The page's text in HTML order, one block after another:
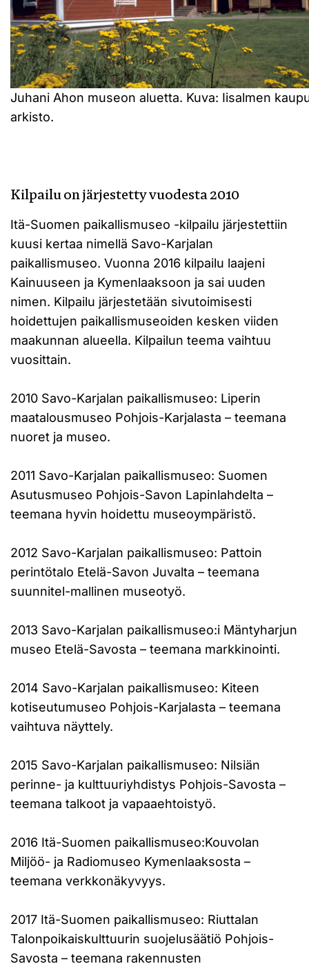
Juhani Ahon museon aluetta. Kuva: Iisalmen
arkisto.
Kilpailu on järjestetty vuodesta 2010
Itä-Suomen paikallismuseo -kilpailu järjestettiin
kuusi kertaa nimellä Savo-Karjalan
paikallismuseo. Vuonna 2016 kilpailu laajeni
Kainuuseen ja Kymenlaaksoon ja sai uuden
nimen. Kilpailu järjestetään sivutoimisesti
hoidettujen paikallismuseoiden kesken viiden
maakunnan alueella. Kilpailun teema vaihtuu
vuosittain.
2010 Savo-Karjalan paikallismuseo: Liperin
maatalousmuseo Pohjois-Karjalasta – teemana
nuoret ja museo.
2011 Savo-Karjalan paikallismuseo: Suomen
Asutusmuseo Pohjois-Savon Lapinlahdelta –
teemana hyvin hoidettu museoympäristö.
2012 Savo-Karjalan paikallismuseo: Pattoin
perintötalo Etelä-Savon Juvalta – teemana
suunnitel-mallinen museotyö.
2013 Savo-Karjalan paikallismuseo:i Mäntyharjun
museo Etelä-Savosta – teemana markkinointi.
2014 Savo-Karjalan paikallismuseo: Kiteen
kotiseutumuseo Pohjois-Karjalasta – teemana
vaihtuva näyttely.
2015 Savo-Karjalan paikallismuseo: Nilsiän
perinne- ja kulttuuriyhdistys Pohjois-Savosta –
teemana talkoot ja vapaaehtoistyö.
2016 Itä-Suomen paikallismuseo:Kouvolan
Miljöö- ja Radiomuseo Kymenlaaksosta –
teemana verkkonäkyvyys.
2017 Itä-Suomen paikallismuseo: Riuttalan
Talonpoikaiskulttuurin suojelusäätiö Pohjois-
Savosta – teemana rakennusten